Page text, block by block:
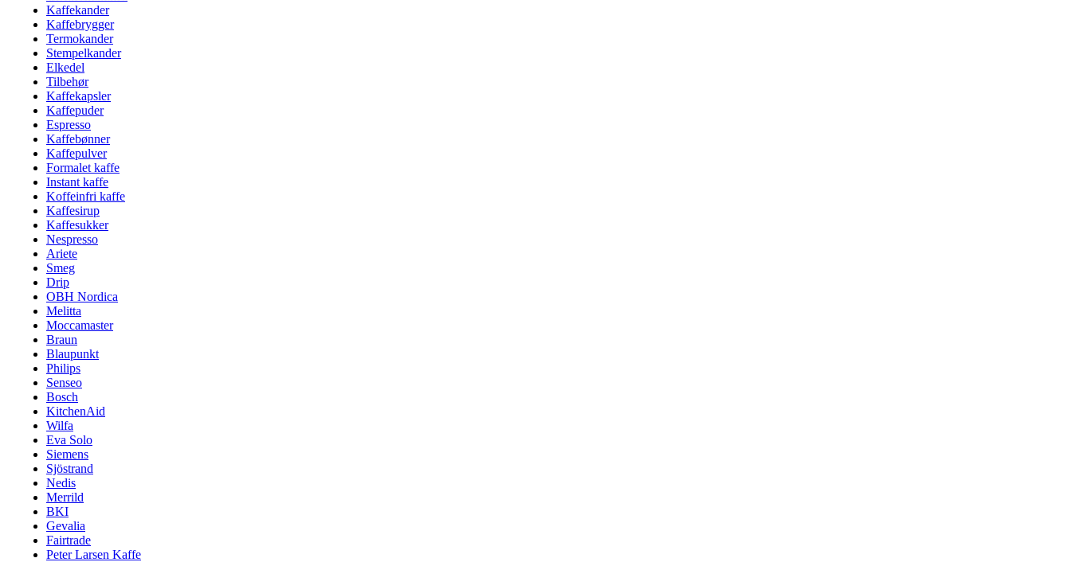
Kaffekander
Kaffebrygger
Termokander
Stempelkander
Elkedel
Tilbehør
Kaffekapsler
Kaffepuder
Espresso
Kaffebønner
Kaffepulver
Formalet kaffe
Instant kaffe
Koffeinfri kaffe
Kaffesirup
Kaffesukker
Nespresso
Ariete
Smeg
Drip
OBH Nordica
Melitta
Moccamaster
Braun
Blaupunkt
Philips
Senseo
Bosch
KitchenAid
Wilfa
Eva Solo
Siemens
Sjöstrand
Nedis
Merrild
BKI
Gevalia
Fairtrade
Peter Larsen Kaffe